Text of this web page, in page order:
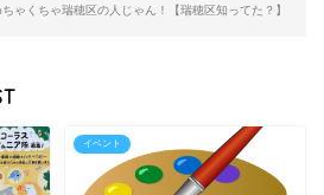
ゃくちゃ瑞穂区の人じゃん！【瑞穂区知ってた？】
イベント